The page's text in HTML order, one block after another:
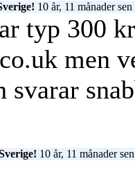
10 år, 11 månader sen
typ 300
men
svarar
10 år, 11 månader sen